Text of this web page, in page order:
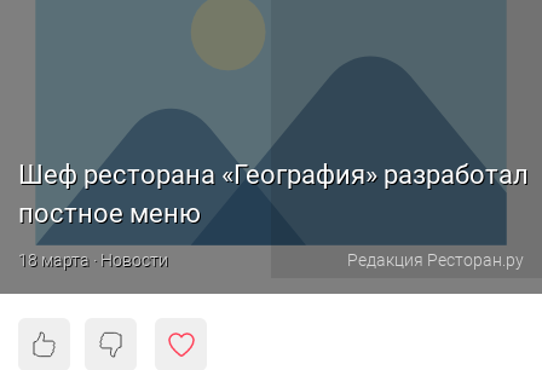
Шеф ресторана «География» разработал
постное меню
18 марта · Новости Редакция Ресторан.ру